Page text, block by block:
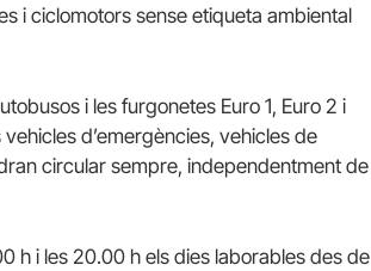
i ciclomotors sense etiqueta ambiental
i les furgonetes Euro 1, Euro 2 i
d’emergències, vehicles de
circular sempre, independentment de
h i les 20.00 h els dies laborables des de